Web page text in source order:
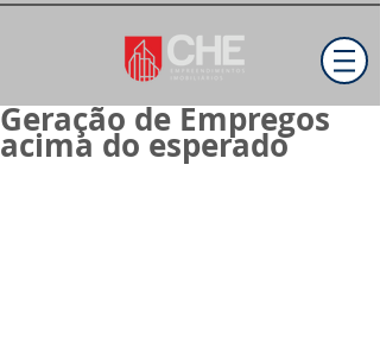
Geração de Empregos
acima do esperado